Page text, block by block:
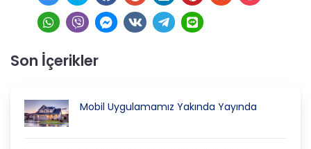
Son İçerikler
Mobil Uygulamamız Yakında Yayında